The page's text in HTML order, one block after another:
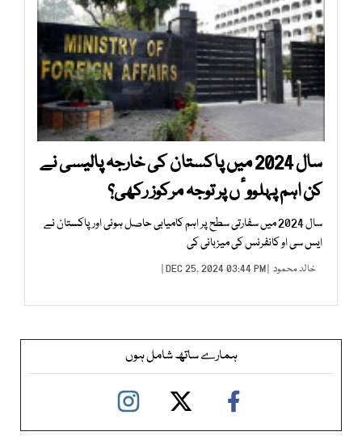
سال 2024 میں پاکستان کی خارجہ پالیسی نے
کن اہم پہلووٴں پر توجہ مرکوز رکھی؟
سال 2024 میں سفارتی سطح پر اہم کامیابی حاصل ہوئی اور پاکستان نے
ایس سی او کانفرنس کی میزبانی کی
خالد محمود | DEC 25, 2024 03:44 PM |
ہمارے ساتھ شامل ہوں